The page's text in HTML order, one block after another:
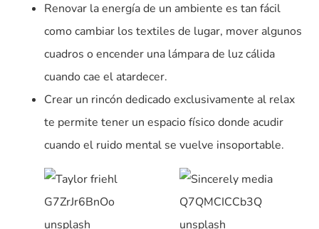
Renovar la energía de un ambiente es tan fácil
como cambiar los textiles de lugar, mover algunos
cuadros o encender una lámpara de luz cálida
cuando cae el atardecer.
Crear un rincón dedicado exclusivamente al relax
te permite tener un espacio físico donde acudir
cuando el ruido mental se vuelve insoportable.